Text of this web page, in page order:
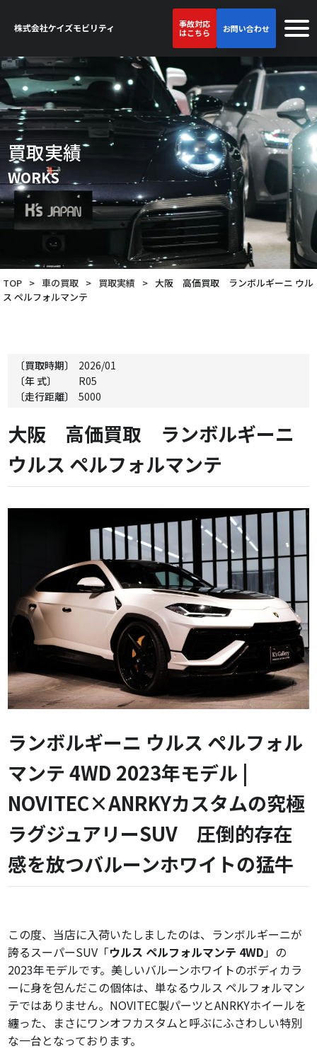
事故対応
はこちら
お問い合わせ
買取実績
WORKS
TOP > 車の買取 > 買取実績 > 大阪 高価買取 ランボルギーニ ウル
ス ペルフォルマンテ
〔買取時期〕
2026/01
〔年 式〕
R05
〔走行距離〕
5000
大阪 高価買取 ランボルギーニ
ウルス ペルフォルマンテ
ランボルギーニ ウルス ペルフォル
マンテ 4WD 2023年モデル |
NOVITEC×ANRKYカスタムの究極
ラグジュアリーSUV 圧倒的存在
感を放つバルーンホワイトの猛牛
この度、当店に入荷いたしましたのは、ランボルギーニが
誇るスーパーSUV「ウルス ペルフォルマンテ 4WD 」の
2023年モデルです。美しいバルーンホワイトのボディカラ
ーに身を包んだこの個体は、単なるウルス ペルフォルマン
テではありません。NOVITEC製パーツとANRKYホイールを
纏った、まさにワンオフカスタムと呼ぶにふさわしい特別
な一台となっております。